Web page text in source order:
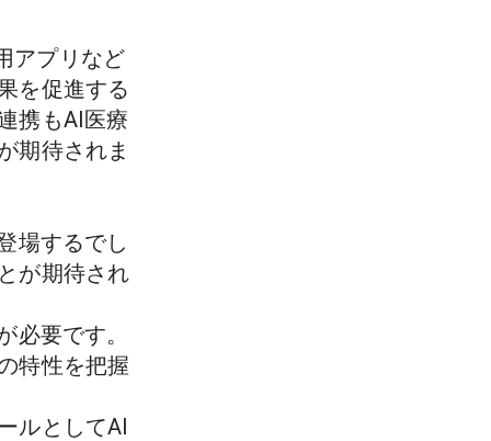
アプリなど
を促進する
携もAI医療
期待されま
場するでし
が期待され
必要です。
特性を把握
ルとしてAI